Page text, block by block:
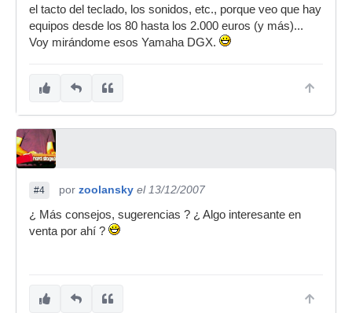
el tacto del teclado, los sonidos, etc., porque veo que hay
equipos desde los 80 hasta los 2.000 euros (y más)...
Voy mirándome esos Yamaha DGX.
#4 por zoolansky el 13/12/2007
¿ Más consejos, sugerencias ? ¿ Algo interesante en
venta por ahí ?